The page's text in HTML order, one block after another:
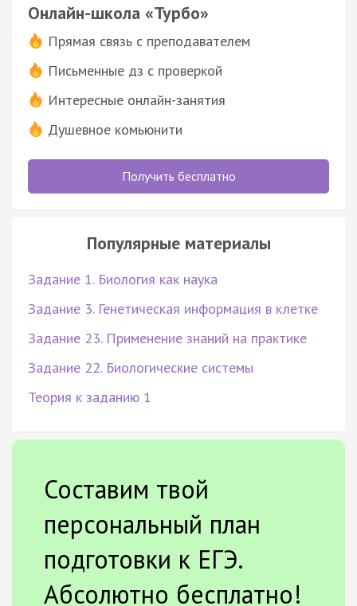
Онлайн-школа «Турбо»
Прямая связь с преподавателем
Письменные дз с проверкой
Интересные онлайн-занятия
Душевное комьюнити
Получить бесплатно
Популярные материалы
Задание 1. Биология как наука
Задание 3. Генетическая информация в клетке
Задание 23. Применение знаний на практике
Задание 22. Биологические системы
Теория к заданию 1
Составим твой
персональный план
подготовки к ЕГЭ.
Абсолютно бесплатно!